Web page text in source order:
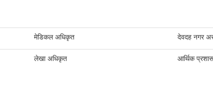
मेडिकल अधिकृत देवदह नगर
लेखा अधिकृत आर्थिक